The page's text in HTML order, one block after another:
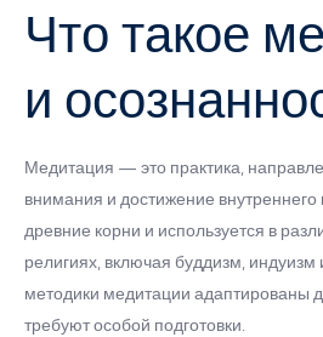
Что такое
и
Медитация — это практика,
внимания и достижение
древние корни и используется в
религиях, включая буддизм,
методики медитации адаптированы
требуют особой подготовки.